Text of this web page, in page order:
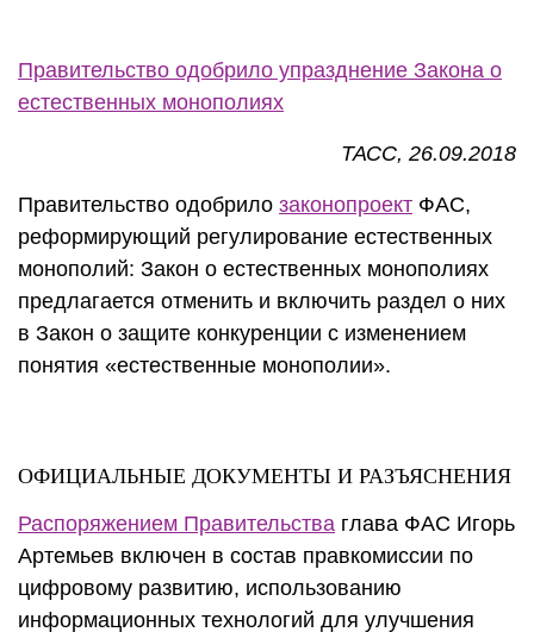
Правительство одобрило упразднение Закона о
естественных монополиях
ТАСС, 26.09.2018
Правительство одобрило законопроект ФАС,
реформирующий регулирование естественных
монополий: Закон о естественных монополиях
предлагается отменить и включить раздел о них
в Закон о защите конкуренции с изменением
понятия «естественные монополии».
ОФИЦИАЛЬНЫЕ ДОКУМЕНТЫ И РАЗЪЯСНЕНИЯ
Распоряжением Правительства глава ФАС Игорь
Артемьев включен в состав правкомиссии по
цифровому развитию, использованию
информационных технологий для улучшения